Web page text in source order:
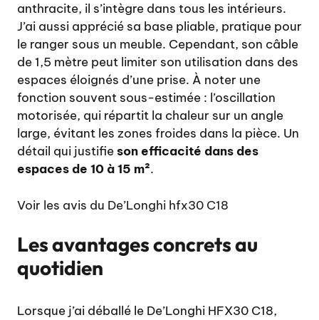
anthracite, il s’intègre dans tous les intérieurs.
J’ai aussi apprécié sa base pliable, pratique pour
le ranger sous un meuble. Cependant, son câble
de 1,5 mètre peut limiter son utilisation dans des
espaces éloignés d’une prise. À noter une
fonction souvent sous-estimée : l’oscillation
motorisée, qui répartit la chaleur sur un angle
large, évitant les zones froides dans la pièce. Un
détail qui justifie son efficacité dans des
espaces de 10 à 15 m².
Voir les avis du De’Longhi hfx30 C18
Les avantages concrets au
quotidien
Lorsque j’ai déballé le De’Longhi HFX30 C18,